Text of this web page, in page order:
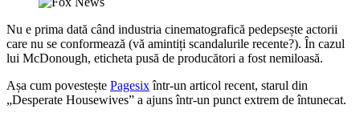
Nu e prima dată când industria cinematografică pedepsește actorii
care nu se conformează (vă amintiți scandalurile recente?). În cazul
lui McDonough, eticheta pusă de producători a fost nemiloasă.
Așa cum povestește Pagesixîntr-un articol recent, starul din
„Desperate Housewives” a ajuns într-un punct extrem de întunecat.